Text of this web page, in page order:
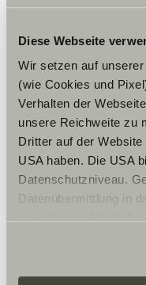
Diese Webseite
Wir setzen auf
(wie Cookies und
Verhalten der
unsere Reichweite zu
Dritter auf der
USA haben. Die USA
Datenschutzniveau.
Datenübermittlung in
zustehen.
eigene Zwecke